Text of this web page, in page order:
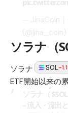
ソラナ（
ソラナ SOL-
ETF開始以来の